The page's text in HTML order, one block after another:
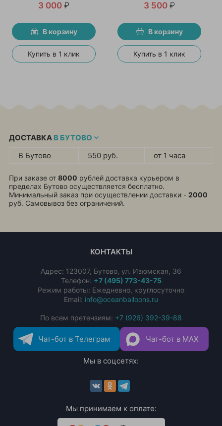
3 000 ₽
В корзину
Купить в 1 клик
3 500 ₽
В корзину
Купить в 1 клик
ДОСТАВКА В БУТОВО
В Бутово
550 руб. от 1 часа
При заказе от 8000 рублей доставка курьером в
пределах Бутово осуществляется бесплатно.
Минимальный заказ при осуществлении доставки - 2000
руб. Самовывоз без ограничений.
КОНТАКТЫ
Адрес: 123007, Бутово, ул. Изюмская, 36
Телефон: +7 (495) 773-43-75
Режим работы: Ежедневно, круглосуточно
Email: info@oceanballoons.ru
По всем претензиям: +7 (926) 392-39-88
Чат-бот в Телеграм Чат-бот в MAX
Мы в соцсетях:
Мы принимаем к оплате: